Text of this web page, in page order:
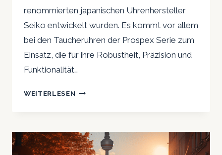
renommierten japanischen Uhrenhersteller
Seiko entwickelt wurden. Es kommt vor allem
bei den Taucheruhren der Prospex Serie zum
Einsatz, die für ihre Robustheit, Präzision und
Funktionalität…
WEITERLESEN SEIKO
END-
QUARZUHRWERK